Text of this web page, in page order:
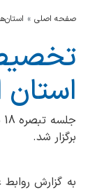
صفحه اصلی
استان
برگزار شد.